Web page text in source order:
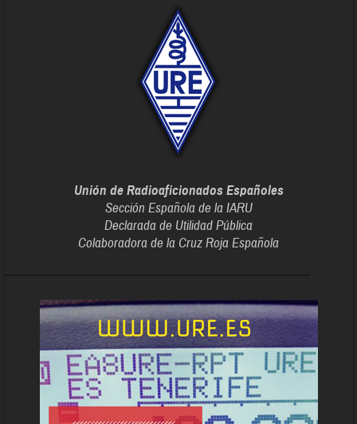
Unión de Radioaficionados Españoles
Sección Española de la IARU
Declarada de Utilidad Pública
Colaboradora de la Cruz Roja Española